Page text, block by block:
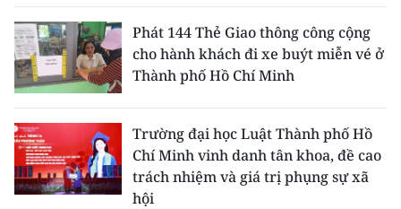
Phát 144 Thẻ Giao thông công cộng
cho hành khách đi xe buýt miễn vé ở
Thành phố Hồ Chí Minh
Trường đại học Luật Thành phố Hồ
Chí Minh vinh danh tân khoa, đề cao
trách nhiệm và giá trị phụng sự xã
hội